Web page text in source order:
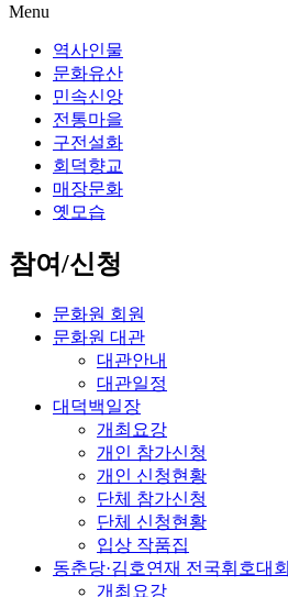
Menu
역사인물
문화유산
민속신앙
전통마을
구전설화
회덕향교
매장문화
옛모습
참여/신청
문화원 회원
문화원 대관
대관안내
대관일정
대덕백일장
개최요강
개인 참가신청
개인 신청현황
단체 참가신청
단체 신청현황
입상 작품집
동춘당·김호연재 전국휘호대회
개최요강